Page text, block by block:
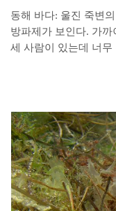
동해 바다: 울진 죽변
방파제가 보인다. 가
세 사람이 있는데 너